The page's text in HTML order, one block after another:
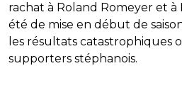
rachat à Roland Romeyer et à
été de mise en début de
les résultats catastrophiques
supporters stéphanois.